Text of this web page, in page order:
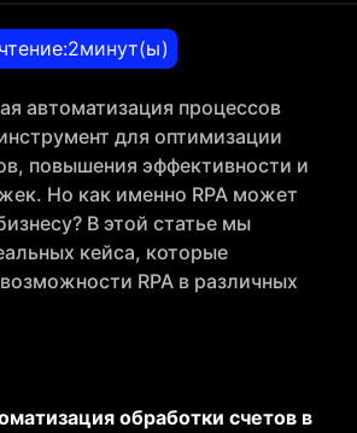
2минут(ы)
автоматизация процессов
для оптимизации
повышения эффективности и
Но как именно RPA может
В этой статье мы
кейса, которые
RPA в различных
обработки счетов в